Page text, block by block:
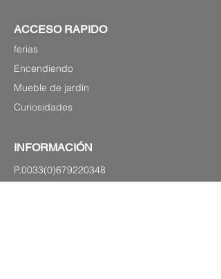
ACCESO RAPIDO
ferias
Encendiendo
Mueble de jardín
Curiosidades
INFORMACIÓN
P.0033(0)679220348